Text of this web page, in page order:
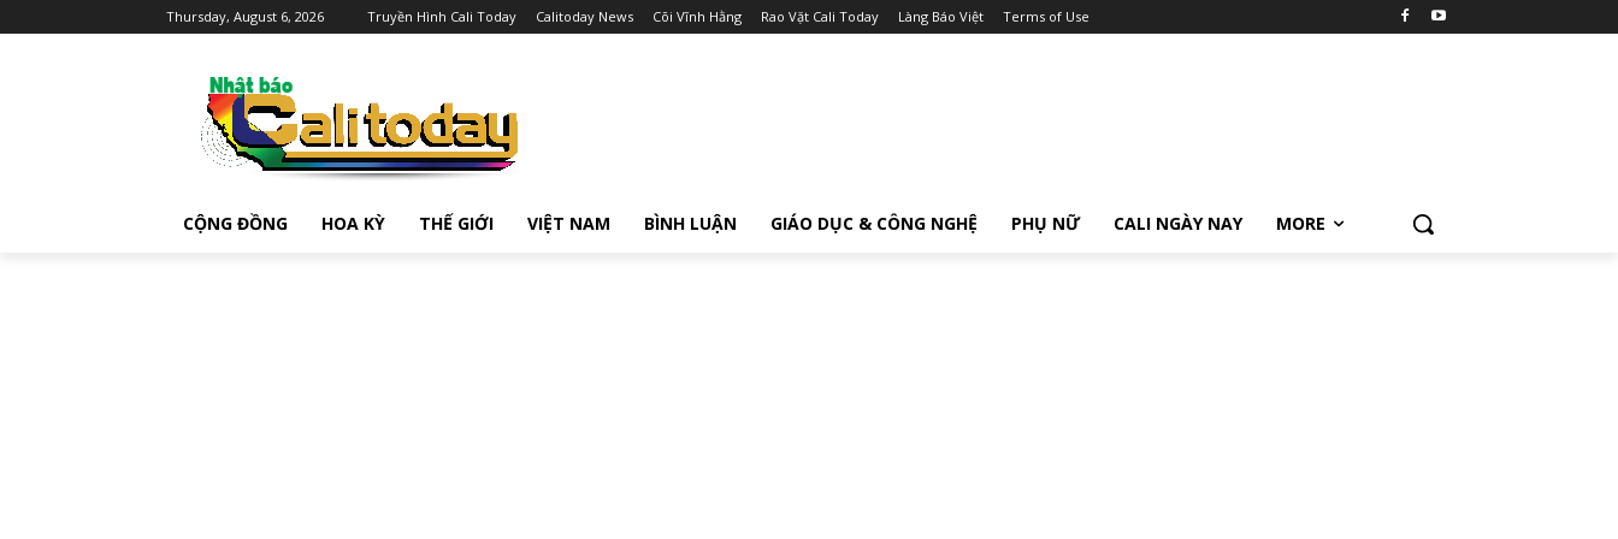
Thursday, August 6, 2026 Truyền Hình Cali Today Calitoday News Cõi Vĩnh Hằng Rao Vặt Cali Today Làng Báo Việt Terms of Use
CỘNG ĐỒNG HOA KỲ THẾ GIỚI VIỆT NAM BÌNH LUẬN GIÁO DỤC & CÔNG NGHỆ PHỤ NỮ CALI NGÀY NAY MORE